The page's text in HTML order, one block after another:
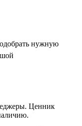
нужную
Ценник